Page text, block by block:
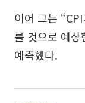
이어 그는
를 것으로 예
예측했다.